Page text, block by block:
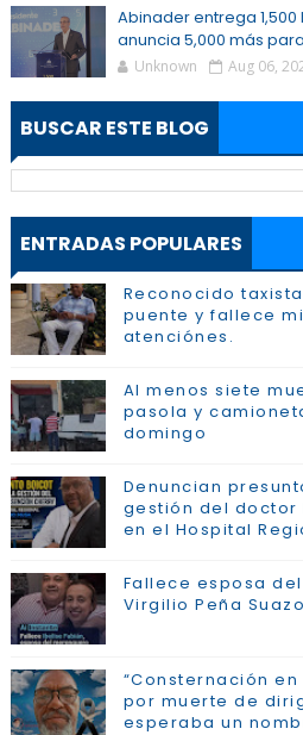
Abinader entrega
anuncia 5,000 más
Unknown Aug 06,
BUSCAR ESTE BLOG
ENTRADAS POPULARES
Reconocido
puente y fallece
atenciónes.
Al menos siete
pasola y
domingo
Denuncian
gestión del doctor
en el Hospital
Fallece esposa
Virgilio Peña Suazo
“Consternación
por muerte de
esperaba un